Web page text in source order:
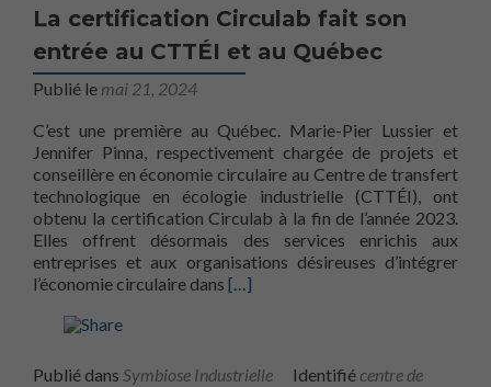
La certification Circulab fait son
entrée au CTTÉI et au Québec
Publié le mai 21, 2024
C’est une première au Québec. Marie-Pier Lussier et
Jennifer Pinna, respectivement chargée de projets et
conseillère en économie circulaire au Centre de transfert
technologique en écologie industrielle (CTTÉI), ont
obtenu la certification Circulab à la fin de l’année 2023.
Elles offrent désormais des services enrichis aux
entreprises et aux organisations désireuses d’intégrer
l’économie circulaire dans En savoir plus surLa certification
[…]
Publié dans Symbiose Industrielle Identifiécentre de